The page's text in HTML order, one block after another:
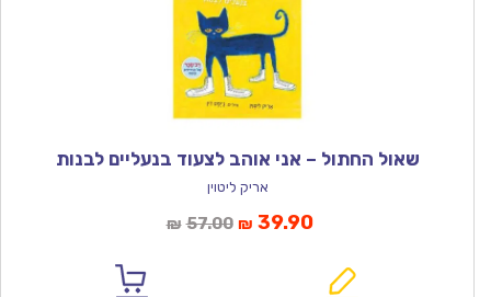
שאול החתול – אני אוהב לצעוד בנעליים לבנות
אריק ליטוין
₪ 57.00המחיר
₪ 39.90המחיר
הוא: